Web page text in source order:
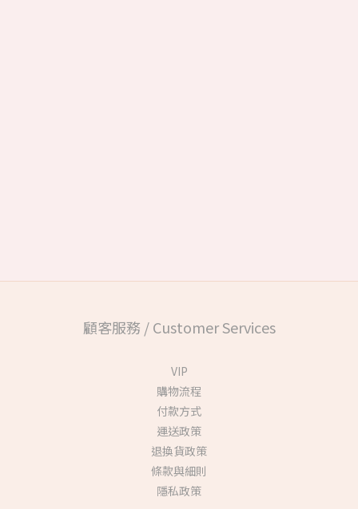
顧客服務 / Customer Services
VIP
購物流程
付款方式
運送政策
退換貨政策
條款與細則
隱私政策